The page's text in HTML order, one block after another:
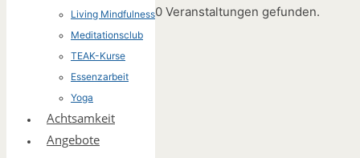
Living Mindfulness
Meditationsclub
TEAK-Kurse
Essenzarbeit
Yoga
Achtsamkeit
Angebote
0 Veranstaltungen gefunden.